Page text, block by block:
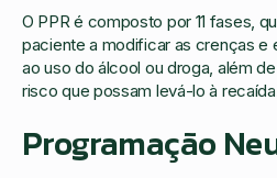
O PPR é composto por 11 fases,
paciente a modificar as crenças e
ao uso do álcool ou droga, além
risco que possam levá-lo à
Programação